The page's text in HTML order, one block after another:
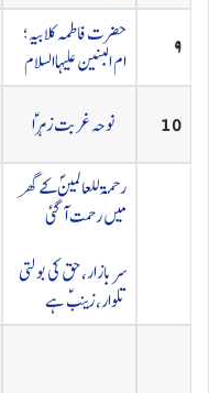
۹
حضرت فاطمہ کلابیہ؛
ام البنین علیہاالسلام
10 نوحہ غربت زہراؑ
رحمۃ للعالمینؐ کے گھر
میں رحمت آگئی
سر بازار، حق کی بولتی
تلوار، زینبؑ ہے